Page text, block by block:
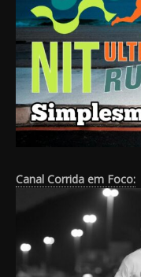
Canal Corrida em Foco: